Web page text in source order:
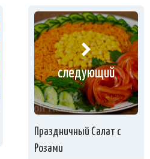
следующий
Праздничный Салат с
Розами